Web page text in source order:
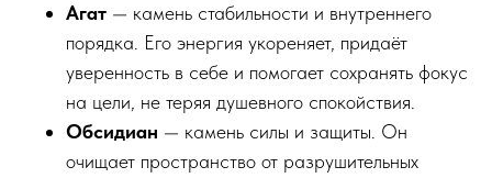
Агат — камень стабильности и внутреннего
порядка. Его энергия укореняет, придаёт
уверенность в себе и помогает сохранять фокус
на цели, не теряя душевного спокойствия.
Обсидиан — камень силы и защиты. Он
очищает пространство от разрушительных